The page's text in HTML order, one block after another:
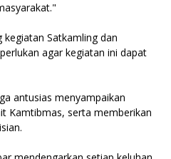
Satkamling dan
agar kegiatan ini dapat
antusias menyampaikan
Kamtibmas, serta memberikan